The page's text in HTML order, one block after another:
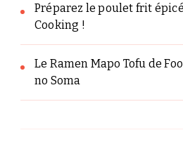
Préparez le poulet frit
Cooking !
Le Ramen Mapo Tofu de
no Soma